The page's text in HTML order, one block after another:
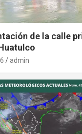
de la calle
admin